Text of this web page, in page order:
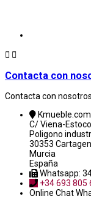
 
Contacta con
Contacta con nosotros
C/ Viena-
Poligono
30353
Murcia
España
Whatsapp:
+34 693 805
Online Chat